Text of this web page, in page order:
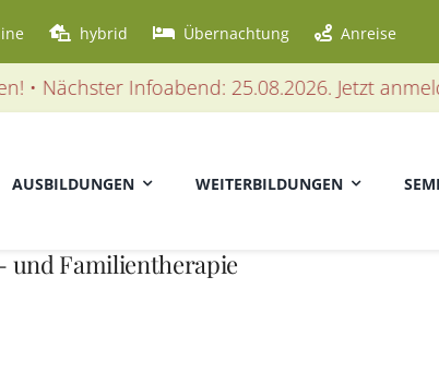
hybrid Übernachtung Anreise
Infoabend: 25.08.2026. Jetzt
AUSBILDUNGEN WEITERBILDUNGEN
und Familientherapie